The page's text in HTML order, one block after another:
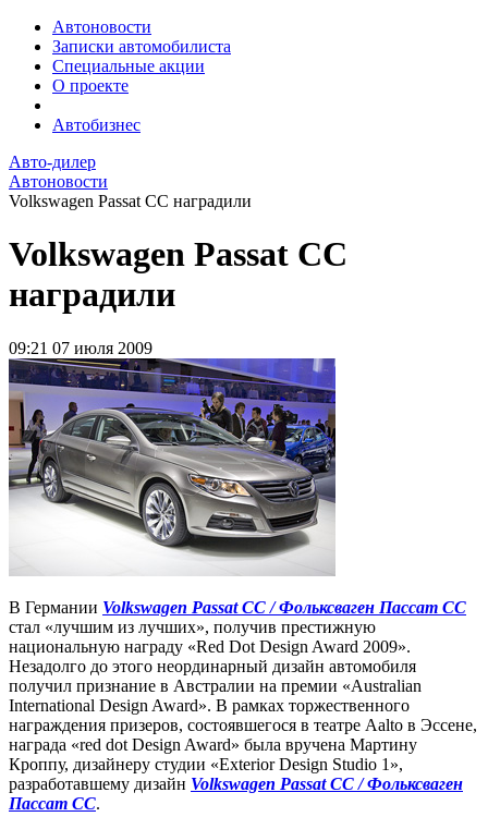
Автоновости
Записки автомобилиста
Специальные акции
О проекте
Автобизнес
Авто-дилер
Автоновости
Volkswagen Passat CC наградили
Volkswagen Passat CC
наградили
09:21 07 июля 2009
В Германии Volkswagen Passat CC / Фольксваген Пассат СС
стал «лучшим из лучших», получив престижную
национальную награду «Red Dot Design Award 2009».
Незадолго до этого неординарный дизайн автомобиля
получил признание в Австралии на премии «Australian
International Design Award». В рамках торжественного
награждения призеров, состоявшегося в театре Aalto в Эссене,
награда «red dot Design Award» была вручена Мартину
Кроппу, дизайнеру студии «Exterior Design Studio 1»,
разработавшему дизайн Volkswagen Passat CC / Фольксваген
Пассат СС.